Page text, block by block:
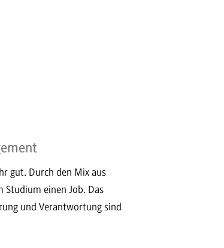
gut. Durch den Mix aus
Studium einen Job. Das
und Verantwortung sind